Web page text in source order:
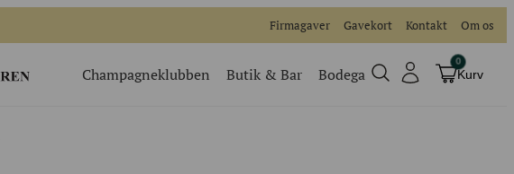
Firmagaver Gavekort Kontakt Om os
Champagneklubben Butik & Bar Bodega
0
Kurv